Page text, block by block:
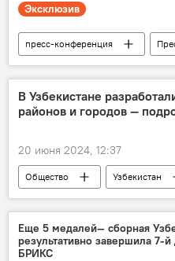
Эксклюзив
пресс-конференция
Sputnik
Узбекистан
сотрудничество
Видео
В Узбекистане
районов и городов —
20 июня 2024, 12:37
Общество Узбекистан
район
дом
Презентация
президент
Шавкат Мирзиёев
Еще 5 медалей— сборная
результативно завершила 7-й
БРИКС